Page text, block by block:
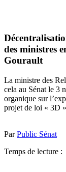
des ministres
Gourault
La ministre des
cela au Sénat le 3
organique sur
projet de loi « 3D
ParPublic Sénat
Temps de lecture :